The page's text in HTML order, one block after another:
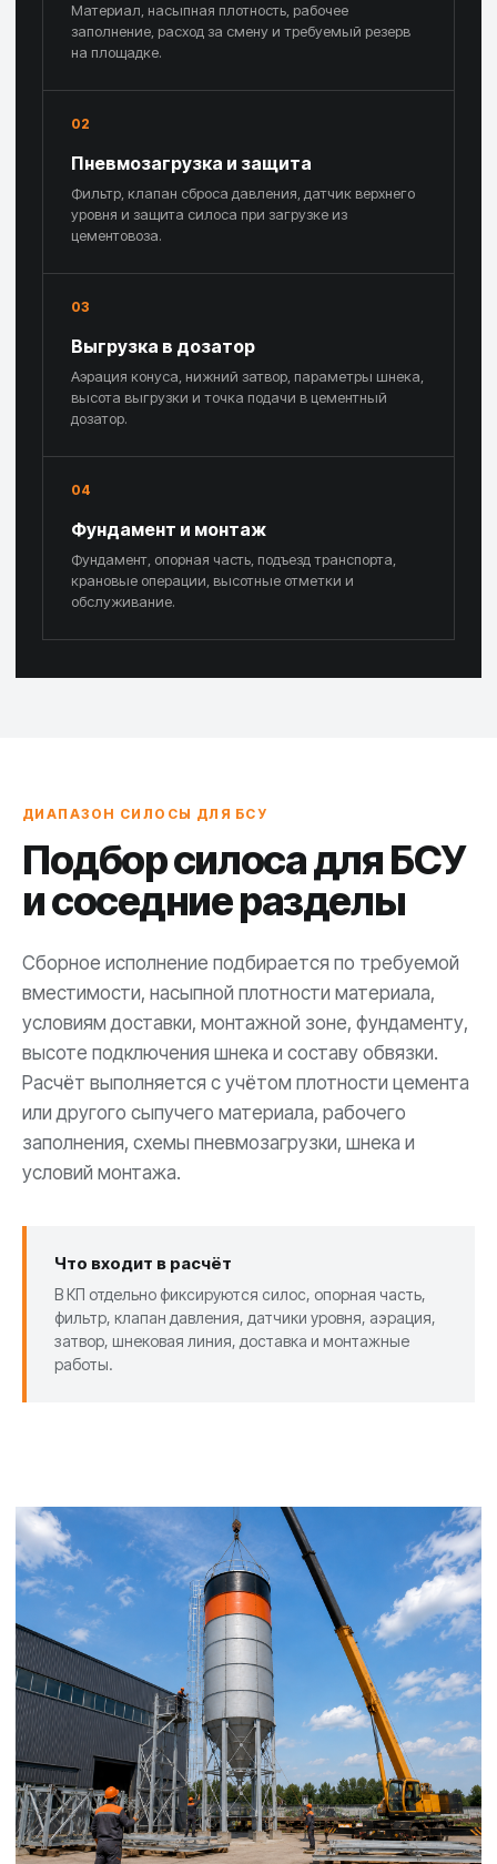
Материал, насыпная плотность, рабочее
заполнение, расход за смену и требуемый резерв
на площадке.
02
Пневмозагрузка и защита
Фильтр, клапан сброса давления, датчик верхнего
уровня и защита силоса при загрузке из
цементовоза.
03
Выгрузка в дозатор
Аэрация конуса, нижний затвор, параметры шнека,
высота выгрузки и точка подачи в цементный
дозатор.
04
Фундамент и монтаж
Фундамент, опорная часть, подъезд транспорта,
крановые операции, высотные отметки и
обслуживание.
ДИАПАЗОН СИЛОСЫ ДЛЯ БСУ
Подбор силоса для БСУ
и соседние разделы
Сборное исполнение подбирается по требуемой
вместимости, насыпной плотности материала,
условиям доставки, монтажной зоне, фундаменту,
высоте подключения шнека и составу обвязки.
Расчёт выполняется с учётом плотности цемента
или другого сыпучего материала, рабочего
заполнения, схемы пневмозагрузки, шнека и
условий монтажа.
Что входит в расчёт
В КП отдельно фиксируются силос, опорная часть,
фильтр, клапан давления, датчики уровня, аэрация,
затвор, шнековая линия, доставка и монтажные
работы.